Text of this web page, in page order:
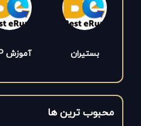
بستیران آموزش SAP
محبوب ترین ها